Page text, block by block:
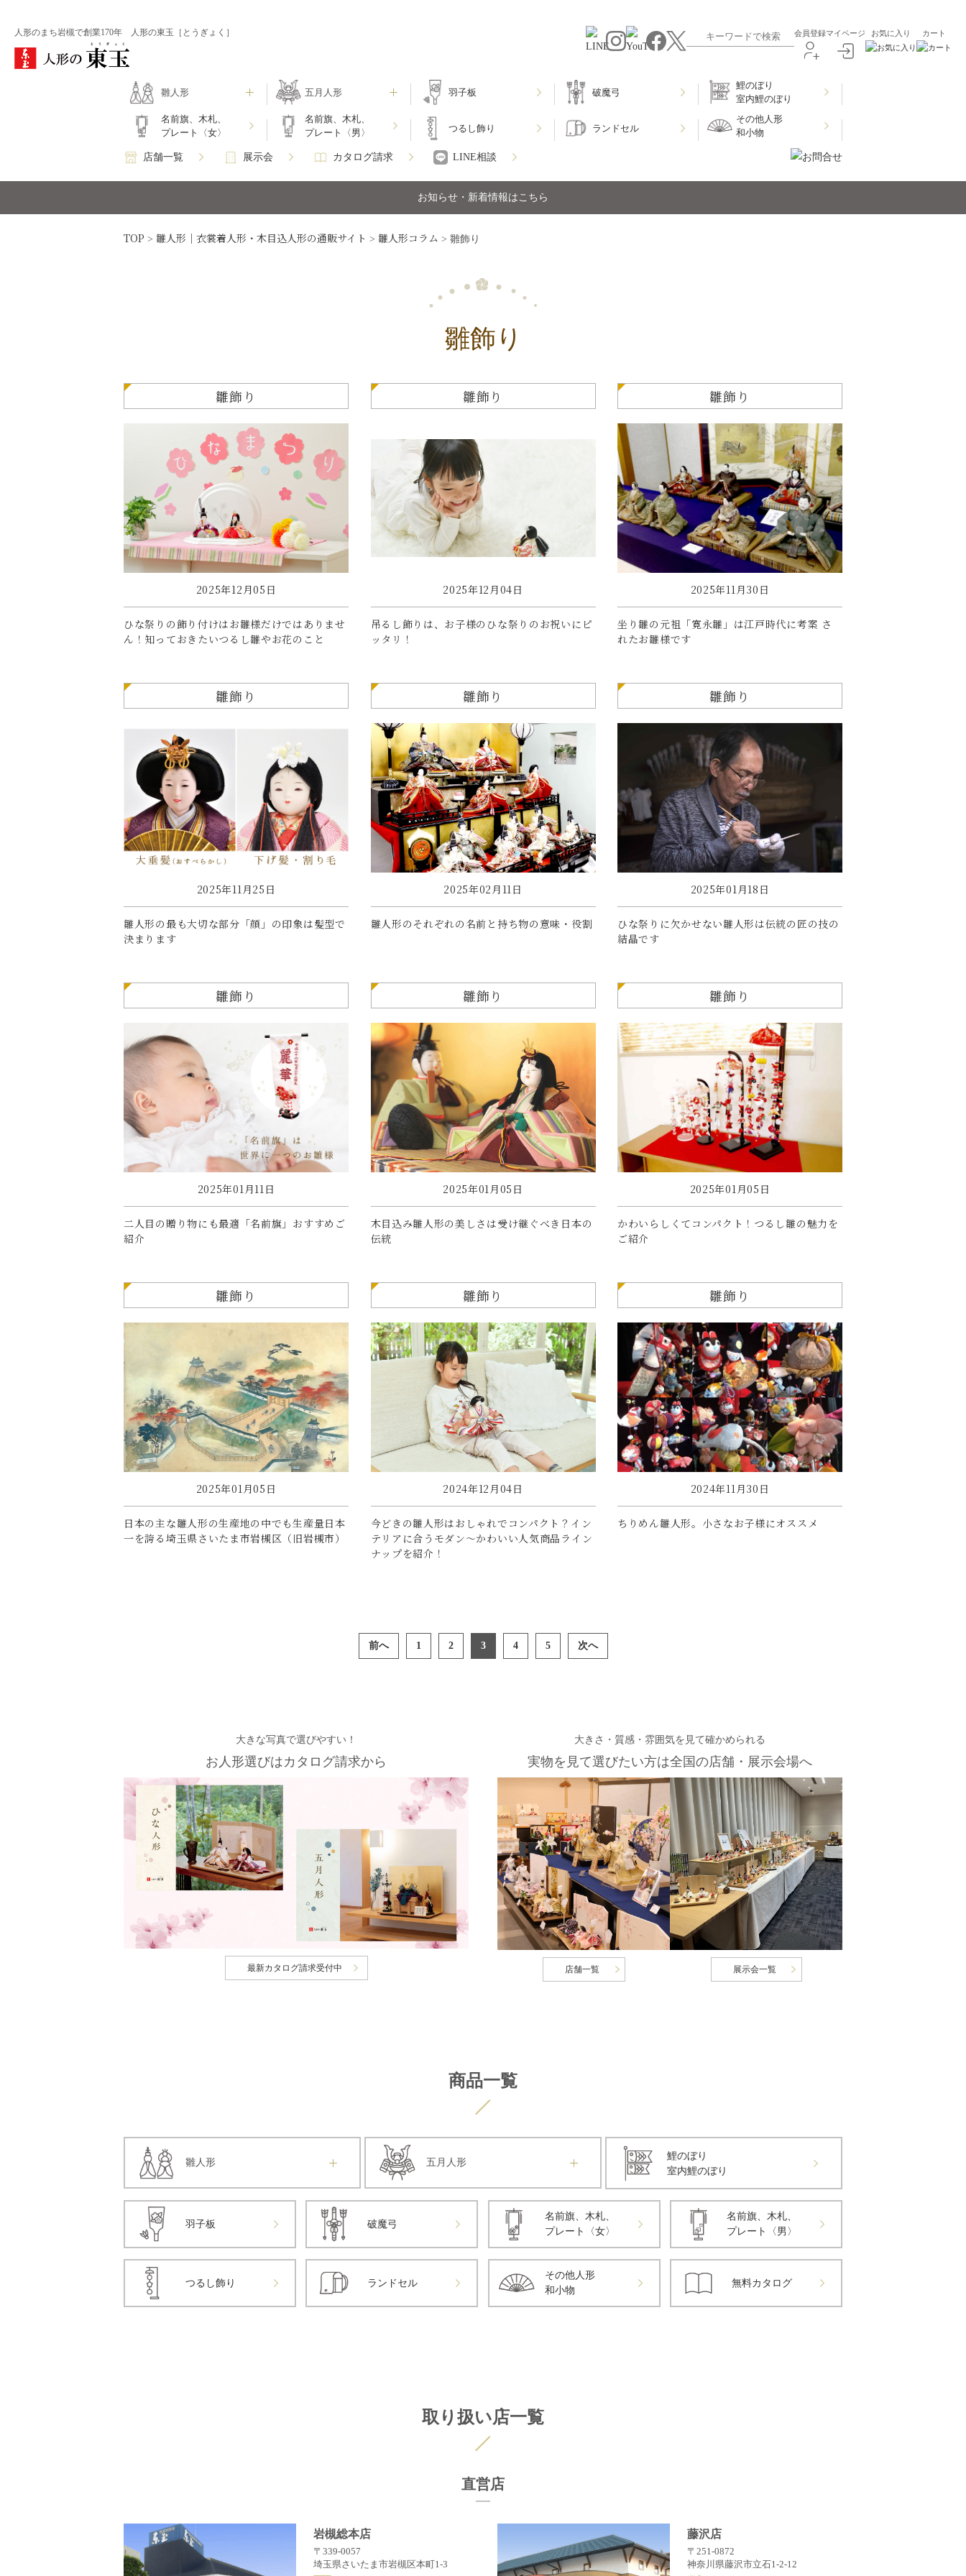
人形のまち岩槻で創業170年 人形の東玉［とうぎょく］ 会員登録マイページ お気に入り カート
雛人形 五月人形 羽子板 破魔弓
鯉のぼり
室内鯉のぼり
名前旗、木札、
プレート〈女〉
名前旗、木札、
プレート〈男〉
つるし飾り ランドセル
その他人形
和小物
店舗一覧 展示会 カタログ請求 LINE相談
お知らせ・新着情報はこちら
TOP > 雛人形｜衣裳着人形・木目込人形の通販サイト > 雛人形コラム > 雛飾り
雛飾り
雛飾り
2025年12月05日
ひな祭りの飾り付けはお雛様だけではありませ
ん！知っておきたいつるし雛やお花のこと
雛飾り
2025年12月04日
吊るし飾りは、お子様のひな祭りのお祝いにピ
ッタリ！
雛飾り
2025年11月30日
坐り雛の元祖「寛永雛」は江戸時代に考案 さ
れたお雛様です
雛飾り
2025年11月25日
雛人形の最も大切な部分「顔」の印象は髪型で
決まります
雛飾り
2025年02月11日
雛人形のそれぞれの名前と持ち物の意味・役割
雛飾り
2025年01月18日
ひな祭りに欠かせない雛人形は伝統の匠の技の
結晶です
雛飾り
2025年01月11日
二人目の贈り物にも最適「名前旗」おすすめご
紹介
雛飾り
2025年01月05日
木目込み雛人形の美しさは受け継ぐべき日本の
伝統
雛飾り
2025年01月05日
かわいらしくてコンパクト！つるし雛の魅力を
ご紹介
雛飾り
2025年01月05日
日本の主な雛人形の生産地の中でも生産量日本
一を誇る埼玉県さいたま市岩槻区（旧岩槻市）
雛飾り
2024年12月04日
今どきの雛人形はおしゃれでコンパクト？イン
テリアに合うモダン～かわいい人気商品ライン
ナップを紹介！
雛飾り
2024年11月30日
ちりめん雛人形。小さなお子様にオススメ
前へ 1 2 3 4 5 次へ
大きな写真で選びやすい！
お人形選びはカタログ請求から
最新カタログ請求受付中
大きさ・質感・雰囲気を見て確かめられる
実物を見て選びたい方は全国の店舗・展示会場へ
店舗一覧 展示会一覧
商品一覧
雛人形 五月人形
鯉のぼり
室内鯉のぼり
羽子板 破魔弓
名前旗、木札、
プレート〈女〉
名前旗、木札、
プレート〈男〉
つるし飾り ランドセル
その他人形
和小物
無料カタログ
取り扱い店一覧
直営店
岩槻総本店
〒339-0057
埼玉県さいたま市岩槻区本町1-3
藤沢店
〒251-0872
神奈川県藤沢市立石1-2-12